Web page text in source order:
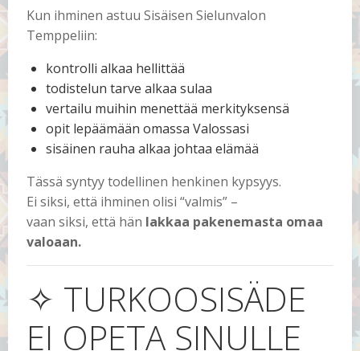
Kun ihminen astuu Sisäisen Sielunvalon
Temppeliin:
kontrolli alkaa hellittää
todistelun tarve alkaa sulaa
vertailu muihin menettää merkityksensä
opit lepäämään omassa Valossasi
sisäinen rauha alkaa johtaa elämää
Tässä syntyy todellinen henkinen kypsyys.
Ei siksi, että ihminen olisi “valmis” –
vaan siksi, että hän lakkaa pakenemasta omaa
valoaan.
✧ TURKOOSISÄDE
EI OPETA SINULLE